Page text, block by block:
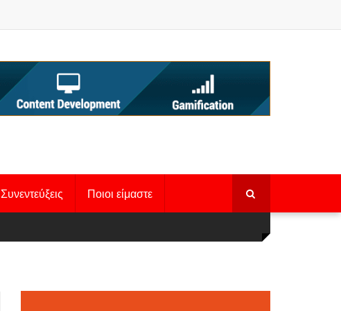
Συνεντεύξεις Ποιοι είμαστε